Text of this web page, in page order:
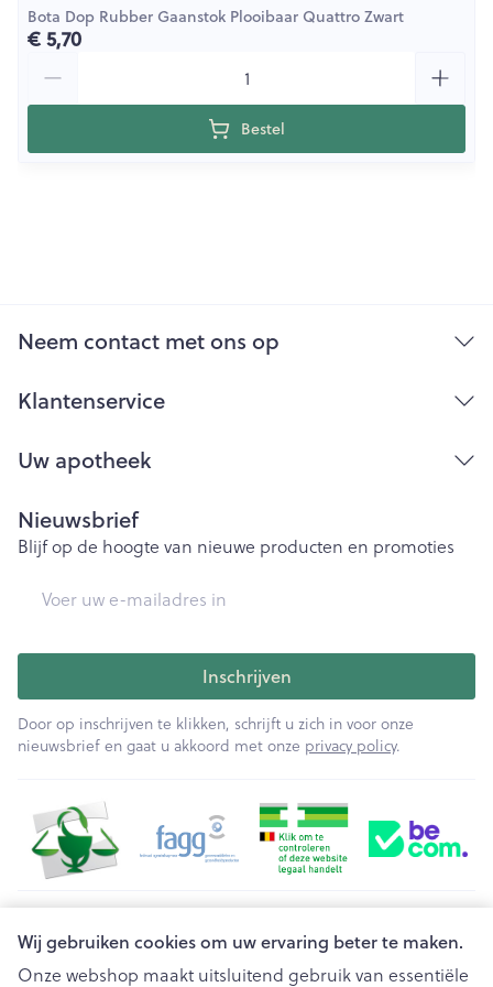
Wij gebruiken cookies om uw ervaring beter te maken.
Onze webshop maakt uitsluitend gebruik van essentiële
Bota Dop Rubber Gaanstok Plooibaar Quattro Zwart
€ 5,70
Bestel
Neem contact met ons op
Klantenservice
Uw apotheek
Nieuwsbrief
Blijf op de hoogte van nieuwe producten en promoties
Inschrijven
Door op inschrijven te klikken, schrijft u zich in voor onze
nieuwsbrief en gaat u akkoord met onze privacy policy.
Juridische links